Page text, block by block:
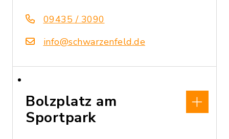
09435 / 3090
info@schwarzenfeld.de
Bolzplatz am
Sportpark